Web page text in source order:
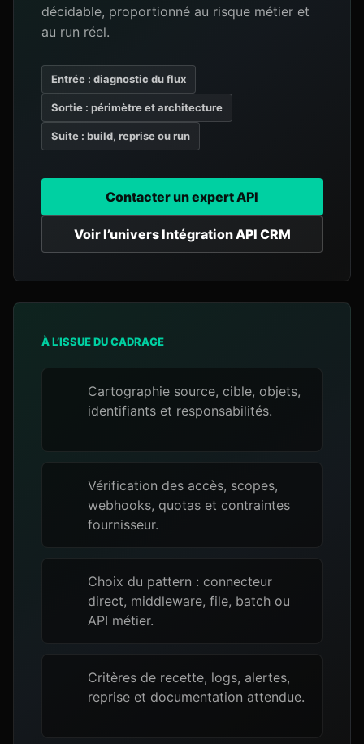
décidable, proportionné au risque métier et
au run réel.
Entrée : diagnostic du flux
Sortie : périmètre et architecture
Suite : build, reprise ou run
Contacter un expert API
Voir l’univers Intégration API CRM
À L’ISSUE DU CADRAGE
Cartographie source, cible, objets,
identifiants et responsabilités.
Vérification des accès, scopes,
webhooks, quotas et contraintes
fournisseur.
Choix du pattern : connecteur
direct, middleware, file, batch ou
API métier.
Critères de recette, logs, alertes,
reprise et documentation attendue.